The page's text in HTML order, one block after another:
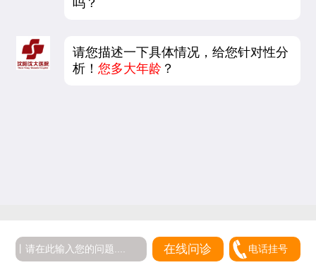
吗？
请您描述一下具体情况，给您针对性分
析！您多大年龄 ？
在线问诊 电话挂号